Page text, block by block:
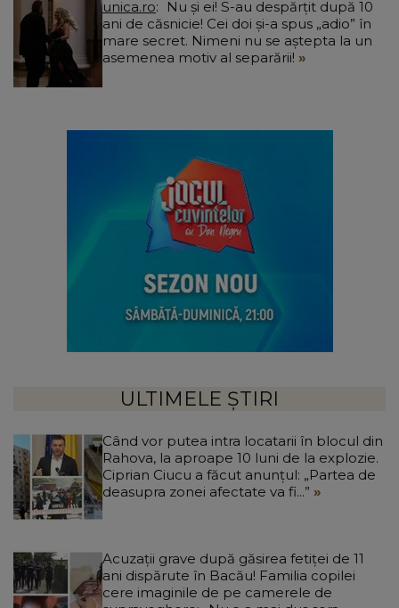
unica.ro
ani de căsnicie! Cei doi și-a spus „adio” în
mare secret. Nimeni nu se aștepta la un
asemenea motiv al separării!
ULTIMELE ȘTIRI
Când vor putea intra locatarii în blocul din
Rahova, la aproape 10 luni de la explozie.
Ciprian Ciucu a făcut anunțul: „Partea de
deasupra zonei afectate va fi...”
Acuzații grave după găsirea fetiței de 11
ani dispărute în Bacău! Familia copilei
cere imaginile de pe camerele de